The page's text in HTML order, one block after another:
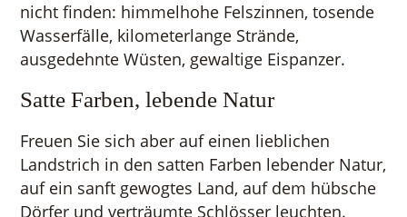
nicht finden: himmelhohe Felszinnen, tosende
Wasserfälle, kilometerlange Strände,
ausgedehnte Wüsten, gewaltige Eispanzer.
Satte Farben, lebende Natur
Freuen Sie sich aber auf einen lieblichen
Landstrich in den satten Farben lebender Natur,
auf ein sanft gewogtes Land, auf dem hübsche
Dörfer und verträumte Schlösser leuchten.